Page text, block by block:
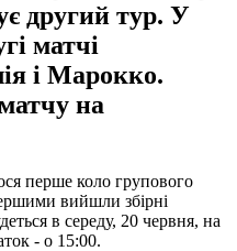
другий тур. У
матчі
і Марокко.
на
перше коло групового
вийшли збірні
в середу, 20 червня, на
- о 15:00.